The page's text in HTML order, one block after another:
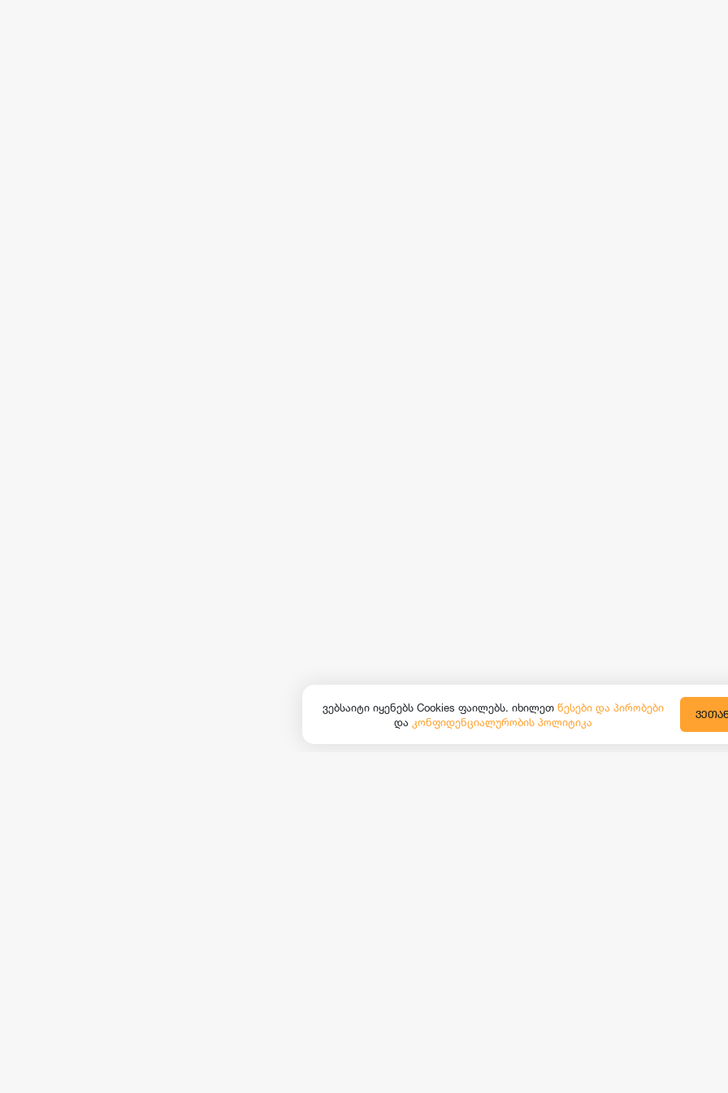
ვებსაიტი იყენებს Cookies ფაილებს. იხილეთ წესები და პირობები
და კონფიდენციალურობის პოლიტიკა